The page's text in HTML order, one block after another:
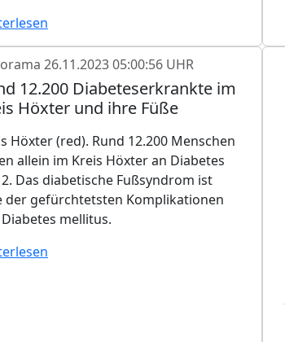
26.11.2023 05:00:56 UHR
12.200 Diabeteserkrankte im
Höxter und ihre Füße
Höxter (red). Rund 12.200 Menschen
allein im Kreis Höxter an Diabetes
Das diabetische Fußsyndrom ist
der gefürchtetsten Komplikationen
mellitus.